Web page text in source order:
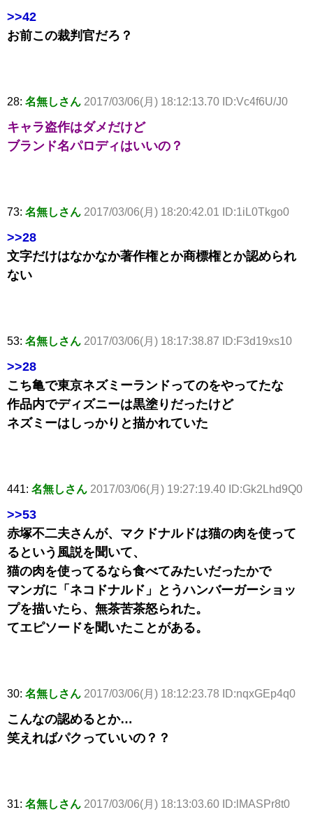
>>42
お前この裁判官だろ？
28: 名無しさん 2017/03/06(月) 18:12:13.70 ID:Vc4f6U/J0
キャラ盗作はダメだけど
ブランド名パロディはいいの？
73: 名無しさん 2017/03/06(月) 18:20:42.01 ID:1iL0Tkgo0
>>28
文字だけはなかなか著作権とか商標権とか認められ
ない
53: 名無しさん 2017/03/06(月) 18:17:38.87 ID:F3d19xs10
>>28
こち亀で東京ネズミーランドってのをやってたな
作品内でディズニーは黒塗りだったけど
ネズミーはしっかりと描かれていた
441: 名無しさん 2017/03/06(月) 19:27:19.40 ID:Gk2Lhd9Q0
>>53
赤塚不二夫さんが、マクドナルドは猫の肉を使って
るという風説を聞いて、
猫の肉を使ってるなら食べてみたいだったかで
マンガに「ネコドナルド」とうハンバーガーショッ
プを描いたら、無茶苦茶怒られた。
てエピソードを聞いたことがある。
30: 名無しさん 2017/03/06(月) 18:12:23.78 ID:nqxGEp4q0
こんなの認めるとか…
笑えればパクっていいの？？
31: 名無しさん 2017/03/06(月) 18:13:03.60 ID:lMASPr8t0